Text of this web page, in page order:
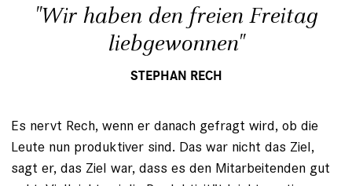
"Wir haben den freien Freitag
liebgewonnen"
STEPHAN RECH
Es nervt Rech, wenn er danach gefragt wird, ob die
Leute nun produktiver sind. Das war nicht das Ziel,
sagt er, das Ziel war, dass es den Mitarbeitenden gut